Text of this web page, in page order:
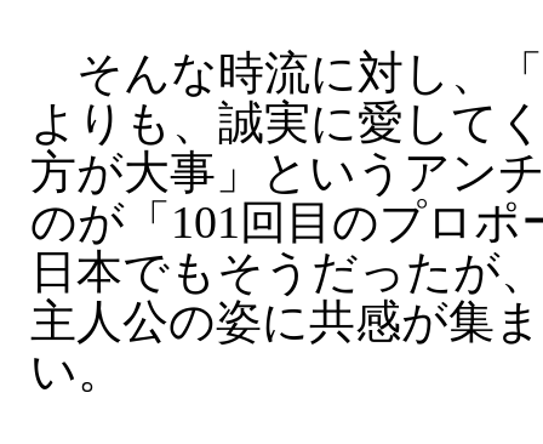
そんな時流に対し、
よりも、誠実に愛して
方が大事」というアン
のが「101回目のプロポ
日本でもそうだったが
主人公の姿に共感が集
い。